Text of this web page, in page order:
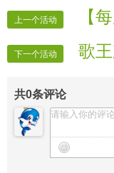
βar丨嘉宾
歌曲：
βar丨嘉宾
βar丨驻唱
歌曲：《
βar丨驻唱★
【图景制作
【片花制作
【广播制作
【晚会图景
【晚会图景
【晚会录像
上一个活动 【
下一个活动 歌
共0条评论